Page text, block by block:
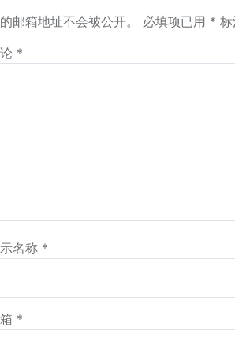
邮箱地址不会被公开。 必填项已用 *
*
名称 *
*